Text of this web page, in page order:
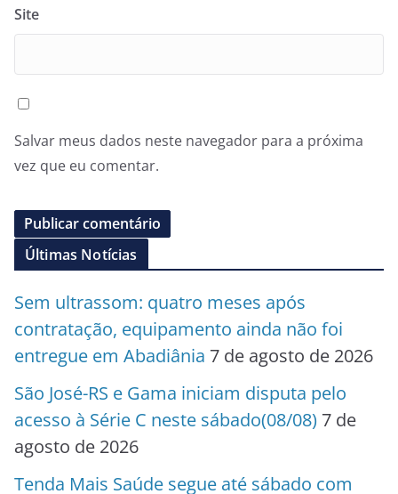
Site
Salvar meus dados neste navegador para a próxima
vez que eu comentar.
Últimas Notícias
Sem ultrassom: quatro meses após
contratação, equipamento ainda não foi
entregue em Abadiânia 7 de agosto de 2026
São José-RS e Gama iniciam disputa pelo
acesso à Série C neste sábado(08/08) 7 de
agosto de 2026
Tenda Mais Saúde segue até sábado com